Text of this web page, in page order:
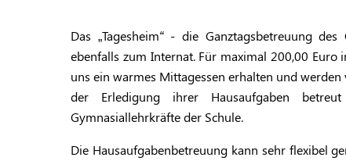
Das „Tagesheim“- die Ganztagsbetreuung des
ebenfalls zum Internat. Für maximal 200,00 Euro
uns ein warmes Mittagessen erhalten und
der Erledigung ihrer Hausaufgaben
Gymnasiallehrkräfte der Schule.
Die Hausaufgabenbetreuung kann sehr flexibel